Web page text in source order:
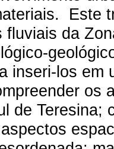
Este
fluviais da
inseri-los em
os
de Teresina;